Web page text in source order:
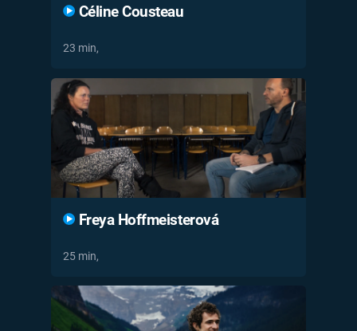
Céline Cousteau
23 min,
Freya Hoffmeisterová
25 min,